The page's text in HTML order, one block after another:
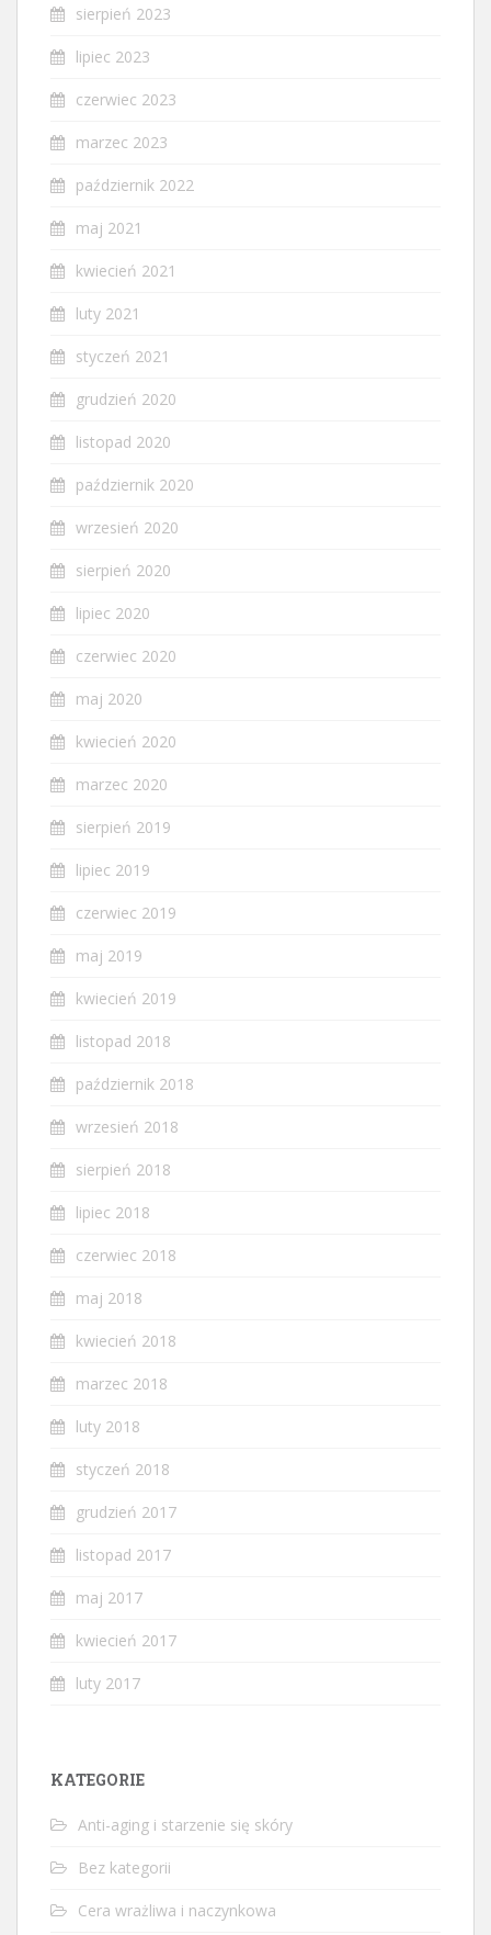
sierpień 2023
lipiec 2023
czerwiec 2023
marzec 2023
październik 2022
maj 2021
kwiecień 2021
luty 2021
styczeń 2021
grudzień 2020
listopad 2020
październik 2020
wrzesień 2020
sierpień 2020
lipiec 2020
czerwiec 2020
maj 2020
kwiecień 2020
marzec 2020
sierpień 2019
lipiec 2019
czerwiec 2019
maj 2019
kwiecień 2019
listopad 2018
październik 2018
wrzesień 2018
sierpień 2018
lipiec 2018
czerwiec 2018
maj 2018
kwiecień 2018
marzec 2018
luty 2018
styczeń 2018
grudzień 2017
listopad 2017
maj 2017
kwiecień 2017
luty 2017
KATEGORIE
Anti-aging i starzenie się skóry
Bez kategorii
Cera wrażliwa i naczynkowa